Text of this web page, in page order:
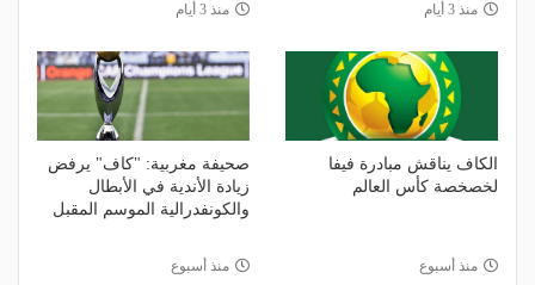
منذ 3 أيام منذ 3 أيام
الكاف يناقش مبادرة فيفا
لخصخصة كأس العالم
منذ أسبوع
صحيفة مغربية: "كاف" يرفض
زيادة الأندية في الأبطال
والكونفدرالية الموسم المقبل
منذ أسبوع